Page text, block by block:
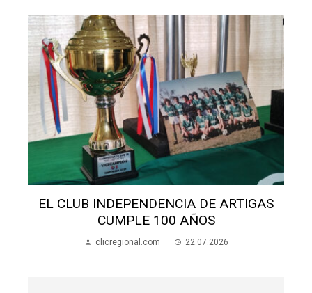
EL CLUB INDEPENDENCIA DE ARTIGAS
CUMPLE 100 AÑOS
clicregional.com 22.07.2026